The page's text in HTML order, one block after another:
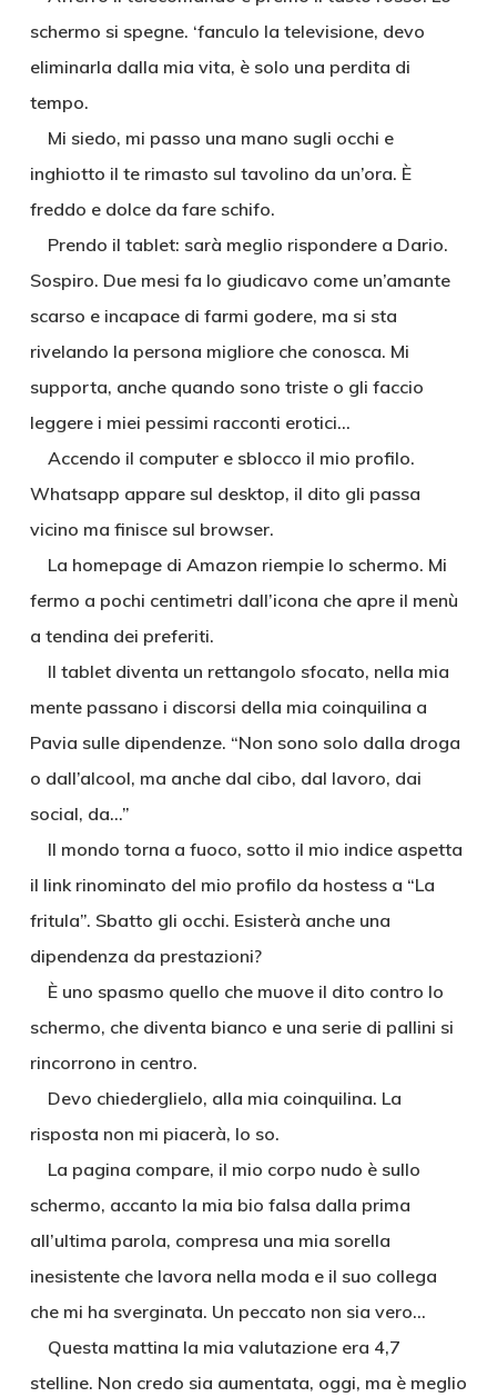
schermo si spegne. ‘fanculo la televisione, devo
eliminarla dalla mia vita, è solo una perdita di
tempo.
Mi siedo, mi passo una mano sugli occhi e
inghiotto il te rimasto sul tavolino da un’ora. È
freddo e dolce da fare schifo.
Prendo il tablet: sarà meglio rispondere a Dario.
Sospiro. Due mesi fa lo giudicavo come un’amante
scarso e incapace di farmi godere, ma si sta
rivelando la persona migliore che conosca. Mi
supporta, anche quando sono triste o gli faccio
leggere i miei pessimi racconti erotici…
Accendo il computer e sblocco il mio profilo.
Whatsapp appare sul desktop, il dito gli passa
vicino ma finisce sul browser.
La homepage di Amazon riempie lo schermo. Mi
fermo a pochi centimetri dall’icona che apre il menù
a tendina dei preferiti.
Il tablet diventa un rettangolo sfocato, nella mia
mente passano i discorsi della mia coinquilina a
Pavia sulle dipendenze. “Non sono solo dalla droga
o dall’alcool, ma anche dal cibo, dal lavoro, dai
social, da…”
Il mondo torna a fuoco, sotto il mio indice aspetta
il link rinominato del mio profilo da hostess a “La
fritula”. Sbatto gli occhi. Esisterà anche una
dipendenza da prestazioni?
È uno spasmo quello che muove il dito contro lo
schermo, che diventa bianco e una serie di pallini si
rincorrono in centro.
Devo chiederglielo, alla mia coinquilina. La
risposta non mi piacerà, lo so.
La pagina compare, il mio corpo nudo è sullo
schermo, accanto la mia bio falsa dalla prima
all’ultima parola, compresa una mia sorella
inesistente che lavora nella moda e il suo collega
che mi ha sverginata. Un peccato non sia vero…
Questa mattina la mia valutazione era 4,7
stelline. Non credo sia aumentata, oggi, ma è meglio